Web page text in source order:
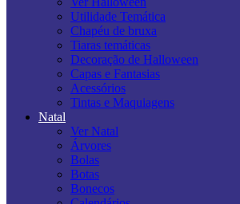
Utilidade Temática
Chapéu de bruxa
Tiaras temáticas
Decoração de Halloween
Capas e Fantasias
Acessórios
Tintas e Maquiagens
Natal
Ver Natal
Árvores
Bolas
Botas
Bonecos